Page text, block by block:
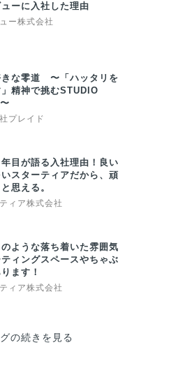
ーに入社した理由
ー株式会社
きな零道 〜「ハッタリを
精神で挑むSTUDIO
プレイド
目が語る入社理由！良い
スターティアだから、頑
思える。
ィア株式会社
ような落ち着いた雰囲気
ィングスペースやちゃぶ
ます！
ィア株式会社
の続きを見る